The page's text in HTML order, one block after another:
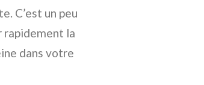
C’est un peu
rapidement la
dans votre